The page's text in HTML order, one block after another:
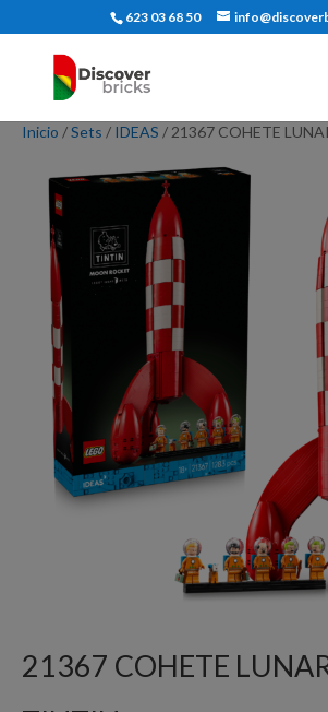
623 03 68 50
Inicio /Sets / IDEAS / 21367 COHETE
21367 COHETE